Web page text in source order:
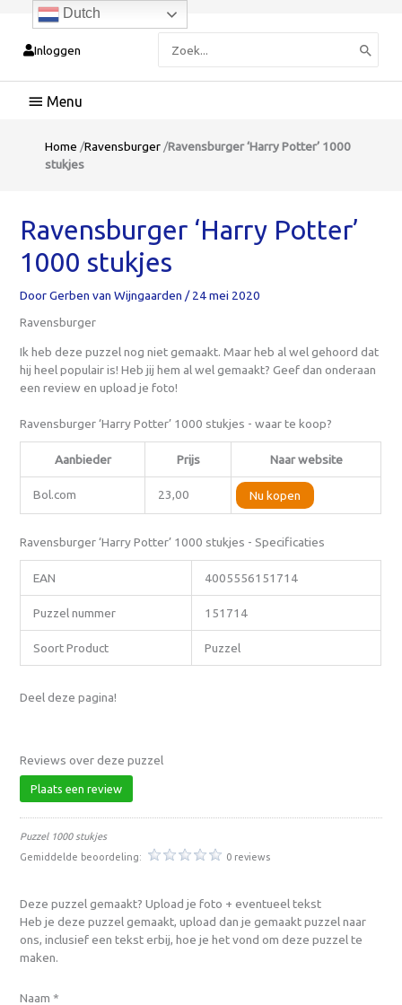
Inloggen
naar:
Hoofdmenu
Home /Ravensburger /Ravensburger ‘Harry Potter’ 1000
stukjes
Ravensburger ‘Harry Potter’
1000 stukjes
DoorGerben van Wijngaarden /24 mei 2020
Ravensburger
Ik heb deze puzzel nog niet gemaakt. Maar heb al wel gehoord dat
hij heel populair is! Heb jij hem al wel gemaakt? Geef dan onderaan
een review en upload je foto!
Ravensburger ‘Harry Potter’ 1000 stukjes - waar te koop?
Aanbieder Prijs Naar website
Bol.com 23,00 Nu kopen
Ravensburger ‘Harry Potter’ 1000 stukjes - Specificaties
EAN 4005556151714
Puzzel nummer 151714
Soort Product Puzzel
Deel deze pagina!
Reviews over deze puzzel
Plaats een review
Puzzel 1000 stukjes
Gemiddelde beoordeling:
0 reviews
Deze puzzel gemaakt? Upload je foto + eventueel tekst
Heb je deze puzzel gemaakt, upload dan je gemaakt puzzel naar
ons, inclusief een tekst erbij, hoe je het vond om deze puzzel te
maken.
Naam *
Dutch